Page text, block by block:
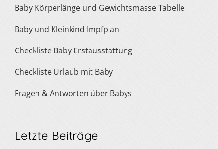
Baby Körperlänge und Gewichtsmasse Tabelle
Baby und Kleinkind Impfplan
Checkliste Baby Erstausstattung
Checkliste Urlaub mit Baby
Fragen & Antworten über Babys
Letzte Beiträge